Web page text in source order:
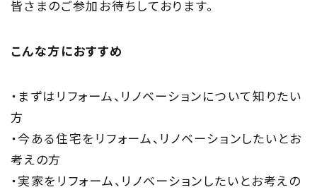
Project
家づくりに役立つ情報
Maintenance
家のメンテナンス
皆さまのご参加お待ちしております。
こんな方におすすめ
・まずはリフォーム、リノベーションについて知りたい
方
・今ある住宅をリフォーム、リノベーションしたいとお
考えの方
・実家をリフォーム、リノベーションしたいとお考えの